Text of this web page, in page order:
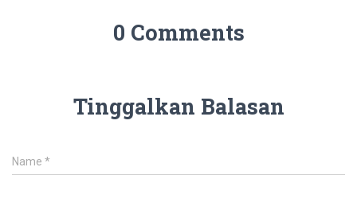
0 Comments
Tinggalkan Balasan
Name *